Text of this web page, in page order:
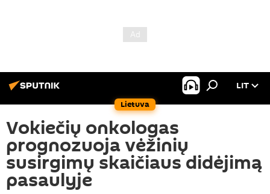
Lietuva
LIT
Vokiečių onkologas
prognozuoja vėžinių
susirgimų skaičiaus didėjimą
pasaulyje